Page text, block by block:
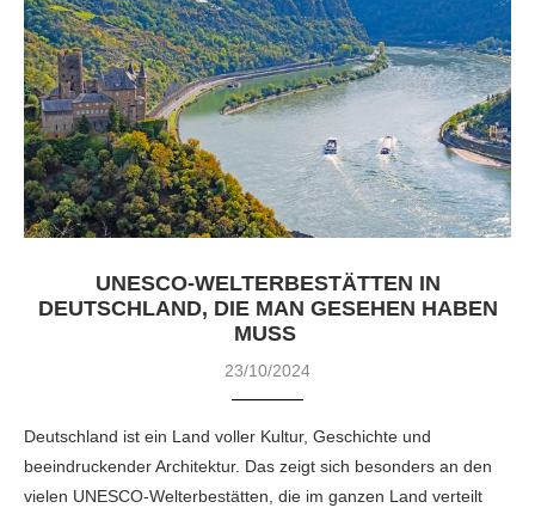
UNESCO-WELTERBESTÄTTEN IN
DEUTSCHLAND, DIE MAN GESEHEN HABEN
MUSS
23/10/2024
Deutschland ist ein Land voller Kultur, Geschichte und
beeindruckender Architektur. Das zeigt sich besonders an den
vielen UNESCO-Welterbestätten, die im ganzen Land verteilt